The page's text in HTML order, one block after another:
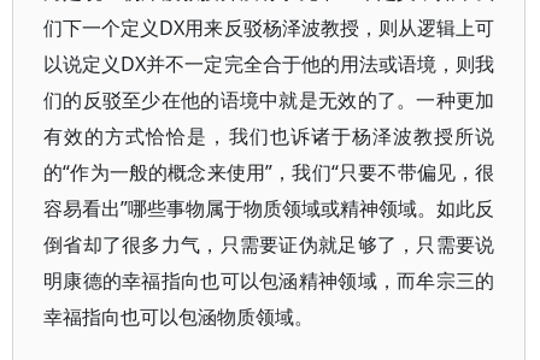
们下一个定义DX用来反驳杨泽波教授，则从逻辑上可
以说定义DX并不一定完全合于他的用法或语境，则我
们的反驳至少在他的语境中就是无效的了。一种更加
有效的方式恰恰是，我们也诉诸于杨泽波教授所说
的“作为一般的概念来使用”，我们“只要不带偏见，很
容易看出”哪些事物属于物质领域或精神领域。如此反
倒省却了很多力气，只需要证伪就足够了，只需要说
明康德的幸福指向也可以包涵精神领域，而牟宗三的
幸福指向也可以包涵物质领域。